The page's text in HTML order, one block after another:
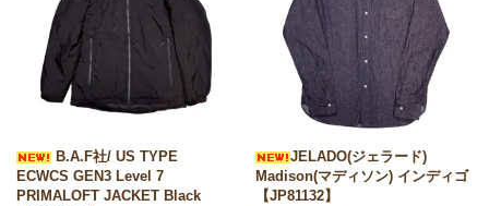
B.A.F社/ US TYPE
ECWCS GEN3 Level 7
PRIMALOFT JACKET Black
JELADO(ジェラード)
Madison(マディソン) インディゴ
【JP81132】